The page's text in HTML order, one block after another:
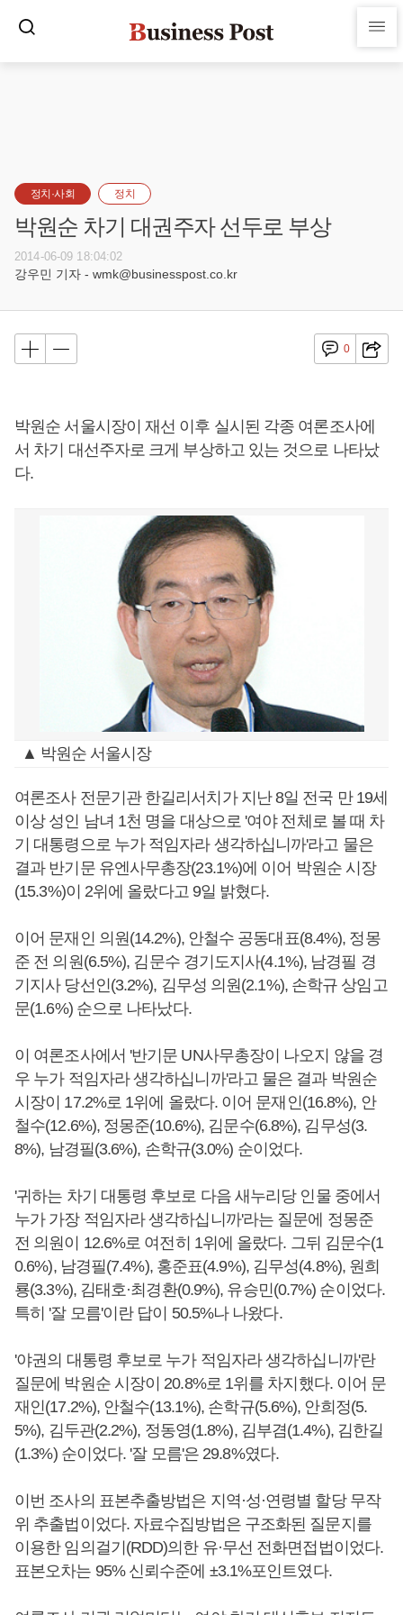
정치·사회 정치
박원순 차기 대권주자 선두로 부상
2014-06-09 18:04:02
강우민 기자 - wmk@businesspost.co.kr
0
박원순 서울시장이 재선 이후 실시된 각종 여론조사에
서 차기 대선주자로 크게 부상하고 있는 것으로 나타났
다.
▲ 박원순 서울시장
여론조사 전문기관 한길리서치가 지난 8일 전국 만 19세
이상 성인 남녀 1천 명을 대상으로 '여야 전체로 볼 때 차
기 대통령으로 누가 적임자라 생각하십니까'라고 물은
결과 반기문 유엔사무총장(23.1%)에 이어 박원순 시장
(15.3%)이 2위에 올랐다고 9일 밝혔다.
이어 문재인 의원(14.2%), 안철수 공동대표(8.4%), 정몽
준 전 의원(6.5%), 김문수 경기도지사(4.1%), 남경필 경
기지사 당선인(3.2%), 김무성 의원(2.1%), 손학규 상임고
문(1.6%) 순으로 나타났다.
이 여론조사에서 '반기문 UN사무총장이 나오지 않을 경
우 누가 적임자라 생각하십니까'라고 물은 결과 박원순
시장이 17.2%로 1위에 올랐다. 이어 문재인(16.8%), 안
철수(12.6%), 정몽준(10.6%), 김문수(6.8%), 김무성(3.
8%), 남경필(3.6%), 손학규(3.0%) 순이었다.
'귀하는 차기 대통령 후보로 다음 새누리당 인물 중에서
누가 가장 적임자라 생각하십니까'라는 질문에 정몽준
전 의원이 12.6%로 여전히 1위에 올랐다. 그뒤 김문수(1
0.6%), 남경필(7.4%), 홍준표(4.9%), 김무성(4.8%), 원희
룡(3.3%), 김태호·최경환(0.9%), 유승민(0.7%) 순이었다.
특히 '잘 모름'이란 답이 50.5%나 나왔다.
'야권의 대통령 후보로 누가 적임자라 생각하십니까'란
질문에 박원순 시장이 20.8%로 1위를 차지했다. 이어 문
재인(17.2%), 안철수(13.1%), 손학규(5.6%), 안희정(5.
5%), 김두관(2.2%), 정동영(1.8%), 김부겸(1.4%), 김한길
(1.3%) 순이었다. '잘 모름'은 29.8%였다.
이번 조사의 표본추출방법은 지역·성·연령별 할당 무작
위 추출법이었다. 자료수집방법은 구조화된 질문지를
이용한 임의걸기(RDD)의한 유·무선 전화면접법이었다.
표본오차는 95% 신뢰수준에 ±3.1%포인트였다.